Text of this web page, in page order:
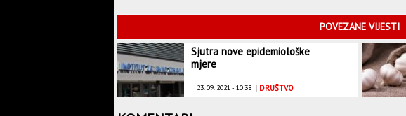
POVEZANE VIJESTI
Sjutra nove epidemiološke
mjere
23. 09. 2021 - 10:38 | DRUŠTVO